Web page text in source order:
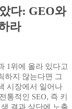
다: GEO와
라
1위에 올라 있다고
하지 않는다면 그
시장에서 일어나
통적인 SEO, 즉 키
결과 상단에 노출